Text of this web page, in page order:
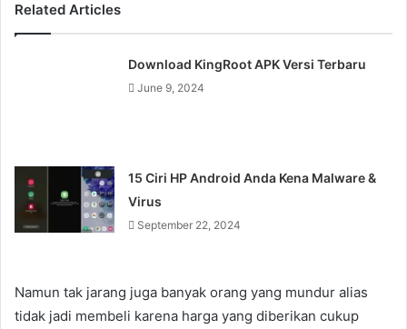
Related Articles
Download KingRoot APK Versi Terbaru
June 9, 2024
15 Ciri HP Android Anda Kena Malware &
Virus
September 22, 2024
Namun tak jarang juga banyak orang yang mundur alias
tidak jadi membeli karena harga yang diberikan cukup